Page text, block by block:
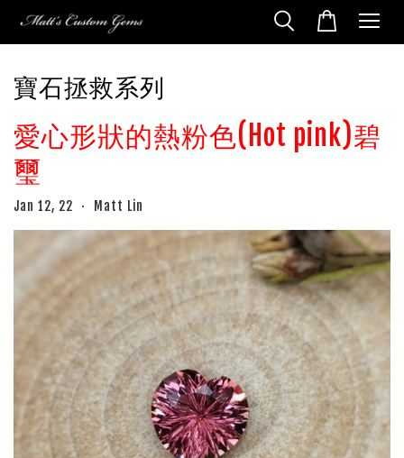
寶石拯救系列
愛心形狀的熱粉色(Hot pink)碧
璽
Jan 12, 22 • Matt Lin